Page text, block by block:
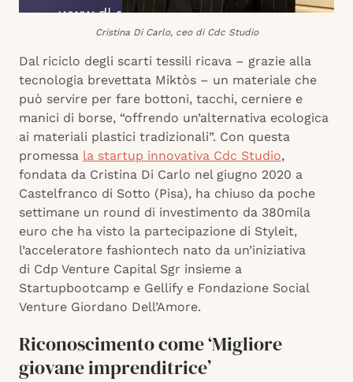
Cristina Di Carlo, ceo di Cdc Studio
Dal riciclo degli scarti tessili ricava – grazie alla
tecnologia brevettata Miktòs – un materiale che
può servire per fare bottoni, tacchi, cerniere e
manici di borse, “offrendo un’alternativa ecologica
ai materiali plastici tradizionali”. Con questa
promessa la startup innovativa Cdc Studio,
fondata da Cristina Di Carlo nel giugno 2020 a
Castelfranco di Sotto (Pisa), ha chiuso da poche
settimane un round di investimento da 380mila
euro che ha visto la partecipazione di Styleit,
l’acceleratore fashiontech nato da un’iniziativa
di Cdp Venture Capital Sgr insieme a
Startupbootcamp e Gellify e Fondazione Social
Venture Giordano Dell’Amore.
Riconoscimento come ‘Migliore
giovane imprenditrice’